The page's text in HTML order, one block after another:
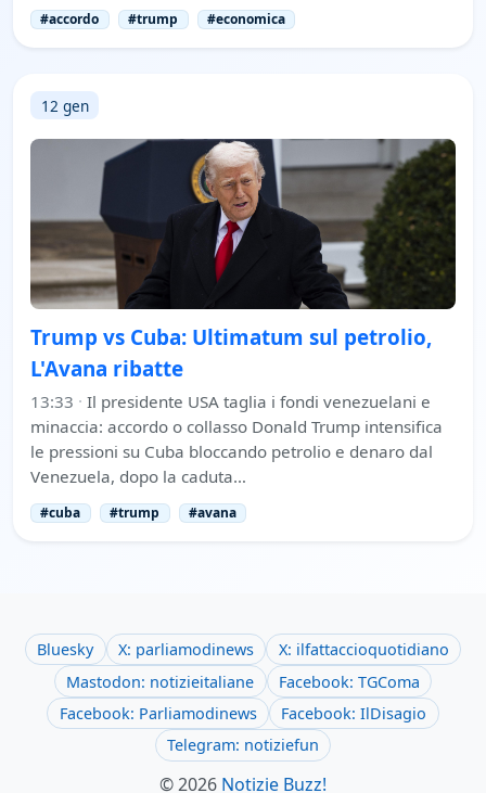
#accordo #trump #economica
12 gen
Trump vs Cuba: Ultimatum sul petrolio,
L'Avana ribatte
13:33 · Il presidente USA taglia i fondi venezuelani e
minaccia: accordo o collasso Donald Trump intensifica
le pressioni su Cuba bloccando petrolio e denaro dal
Venezuela, dopo la caduta…
#cuba #trump #avana
Bluesky X: parliamodinews
X: ilfattaccioquotidiano
Mastodon: notizieitaliane
Facebook: TGComa
Facebook: Parliamodinews
Facebook: IlDisagio
Telegram: notiziefun
© 2026 Notizie Buzz!